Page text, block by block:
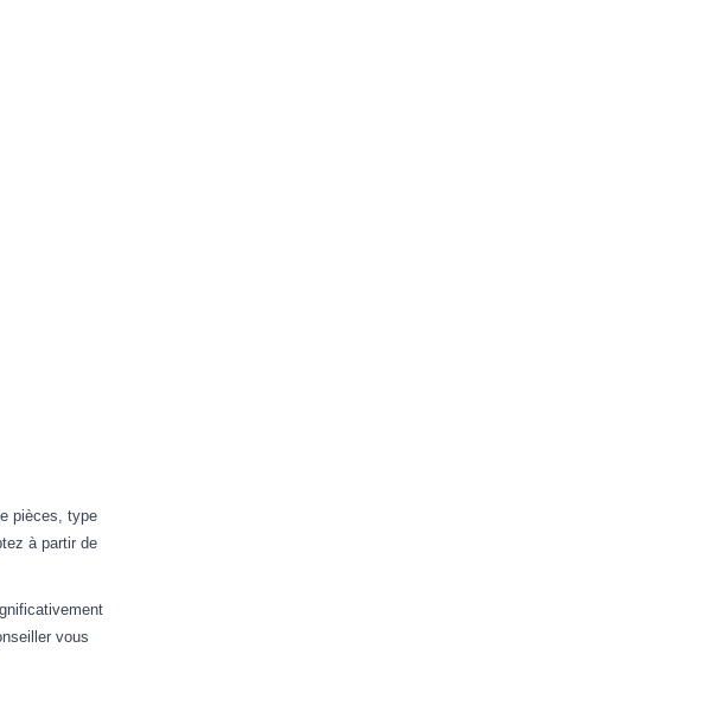
pièces, type
à partir de
vous